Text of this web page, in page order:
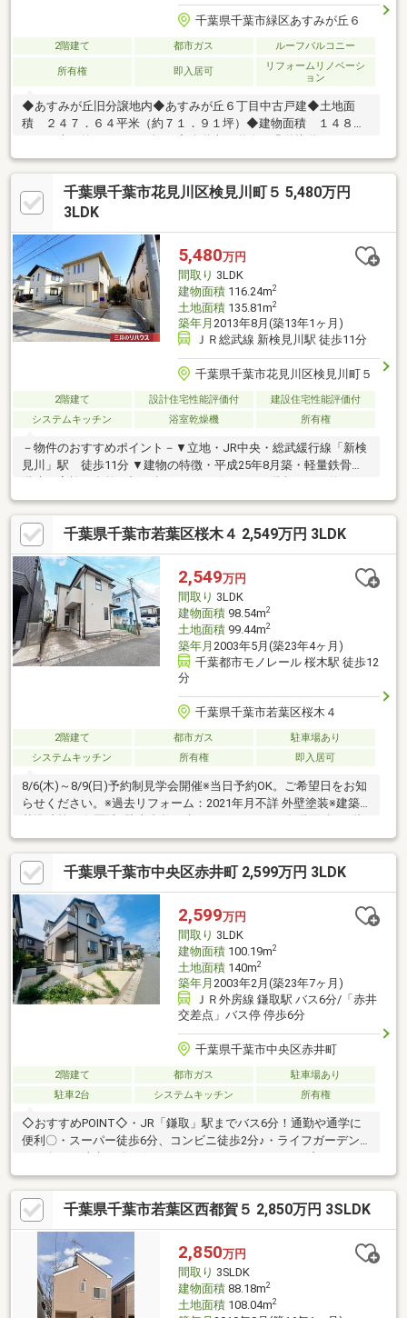
千葉県千葉市緑区あすみが丘６
2階建て 都市ガス ルーフバルコニー
所有権 即入居可
リフォームリノベーシ
ョン
◆あすみが丘旧分譲地内◆あすみが丘６丁目中古戸建◆土地面
積 ２４７．６４平米（約７１．９１坪）◆建物面積 １４８．
陽当り良好◆建物高台により、通風良好◆間取り／４LDK＋書斎
＋ウォークインクローゼット《リフォーム済》 令和６年６月実
施・外壁、屋根塗装 ・フローリング上貼り（1階、2階）・全室
壁紙張替 ・クッションフロア貼替（洗面室、トイレ）・システ
レット交換（1階、2階）
千葉県千葉市花見川区検見川町５ 5,480万円
3LDK
5,480万円
間取り 3LDK
建物面積116.24m2
土地面積135.81m2
築年月 2013年8月(築13年1ヶ月)
ＪＲ総武線 新検見川駅 徒歩11分
千葉県千葉市花見川区検見川町５
2階建て 設計住宅性能評価付
建設住宅性能評価付
システムキッチン
浴室乾燥機 所有権
－物件のおすすめポイント－▼立地・JR中央・総武緩行線「新検
見川」駅 徒歩11分 ▼建物の特徴・平成25年8月築・軽量鉄骨造2
帖の洋室は2部屋に区切ることができます（※要費用）・駐車スペ
ース2台分有（※車種による）・設計・建設住宅性能評価取得済み
▼設備・太陽光発電システム・TVモニタ付インターホン※備考：
千葉都市計画事業検見川・稲毛地区土地区画整理事業地区内（保
留地）■ ご希望の住まい探しをお手伝いします ━━━━━・・・
物件の詳細・ご相談はお気軽にお問い合わせください。
千葉県千葉市若葉区桜木４ 2,549万円 3LDK
2,549万円
間取り 3LDK
建物面積98.54m2
土地面積99.44m2
築年月 2003年5月(築23年4ヶ月)
千葉都市モノレール 桜木駅 徒歩12
分
千葉県千葉市若葉区桜木４
2階建て 都市ガス
駐車場あり
システムキッチン
所有権 即入居可
8/6(木)～8/9(日)予約制見学会開催※当日予約OK。ご希望日をお知
らせください。※過去リフォーム：2021年月不詳 外壁塗装※建築
基準法第22条区域※駐車台数は車種によります。※各階面積：1階
49.27㎡ 2階49.27㎡※情報と現況が相違する場合は、現況優先とし
ます。※司法書士は売主の指定になります。※通学の区域に関して
は自治体や教育委員会等にご確認ください。
千葉県千葉市中央区赤井町 2,599万円 3LDK
2,599万円
間取り 3LDK
建物面積100.19m2
土地面積140m2
築年月 2003年2月(築23年7ヶ月)
ＪＲ外房線 鎌取駅 バス6分/「赤井
交差点」バス停 停歩6分
千葉県千葉市中央区赤井町
2階建て 都市ガス
駐車場あり
駐車2台
システムキッチン 所有権
◇おすすめPOINT◇・JR「鎌取」駅までバス6分！通勤や通学に
便利〇・スーパー徒歩6分、コンビニ徒歩2分♪・ライフガーデン
ンや洗面台交換済♪→リフォームの詳細はお問い合わせくださ
い！・屋根裏部屋などの収納が豊富〇室内のご見学党お気軽にお
問い合わせください！〇●ご案内方法●〇ご来店できないお客様は
ご指定場所（自宅送迎・最寄り駅・目印がある場所など）での待
ち合わせからのご案内も可能です（無料送迎）。お客様のご条件
をお聞かせいただければこちらの物件と一緒に他の物件もご案内
致します♪
千葉県千葉市若葉区西都賀５ 2,850万円 3SLDK
2,850万円
間取り 3SLDK
建物面積88.18m2
土地面積108.04m2